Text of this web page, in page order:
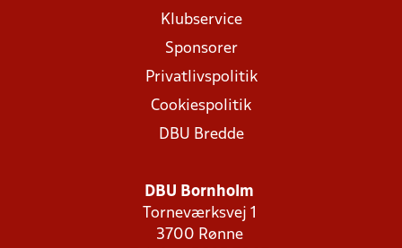
Klubservice
Sponsorer
Privatlivspolitik
Cookiespolitik
DBU Bredde
DBU Bornholm
Torneværksvej 1
3700 Rønne